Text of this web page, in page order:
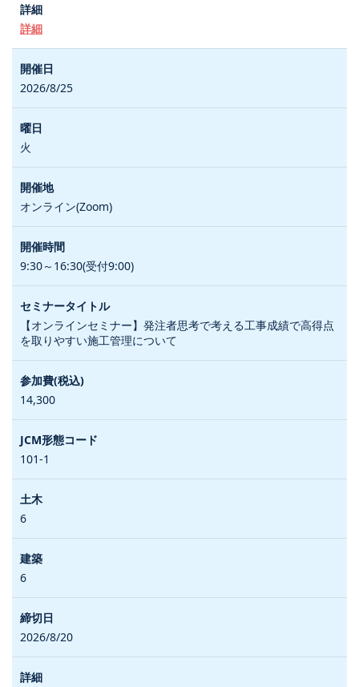
詳細
2026/8/25
火
オンライン(Zoom)
9:30～16:30(受付9:00)
【オンラインセミナー】発注者思考で考える工事成績で高得点
を取りやすい施工管理について
14,300
101-1
6
6
2026/8/20